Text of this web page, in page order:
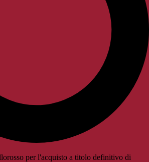
per l'acquisto a titolo definitivo di